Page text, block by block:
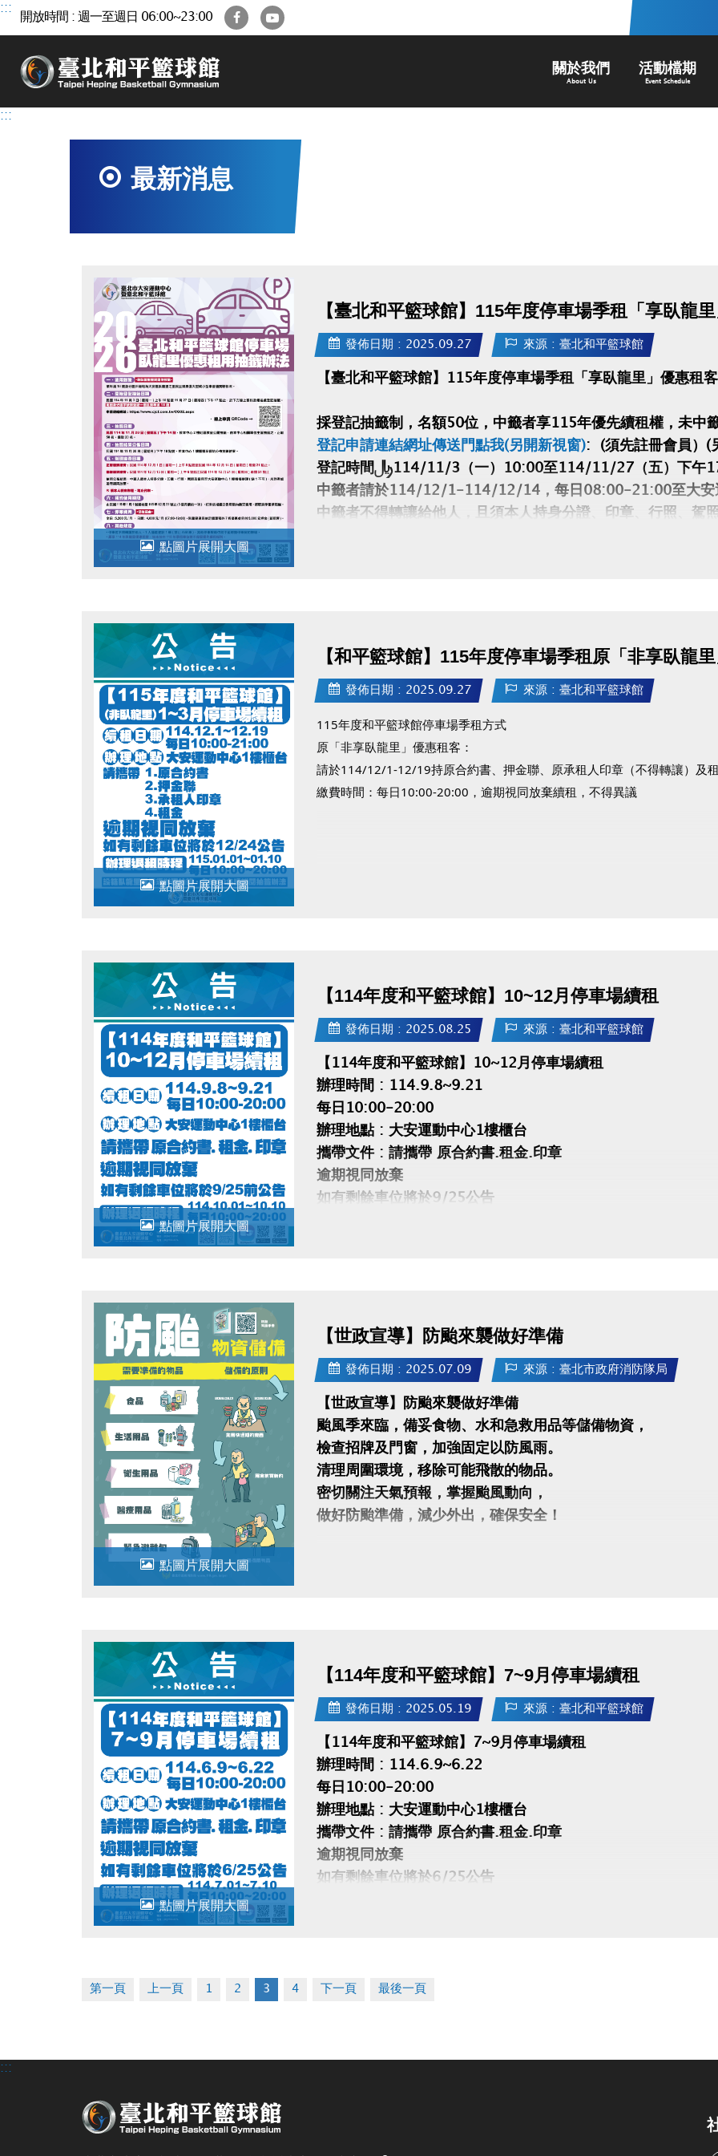
跳
區
:::
開放時間 : 週一至週日 06:00~23:00 FacebookYouTube
關於我們
About Us
活動檔期
Event Schedule
:::
最新消息
點圖片展開大圖
【臺北和平籃球館】115年度停車場季租「享臥龍
發佈日期 : 2025.09.27 來源 : 臺北和平籃球館
【臺北和平籃球館】115年度停車場季租「享臥龍里」優惠租客
採登記抽籤制，名額50位，中籤者享115年優先續租權，未中
登記申請連結網址傳送門點我(另開新視窗): (須先註冊會員）(
登記時間：114/11/3（一）10:00至114/11/27（五）下午
中籤者請於114/12/1-114/12/14，每日08:00-21:00至大安
中籤者不得轉讓給他人，且須本人持身分證、印章、行照、駕
點圖片展開大圖
【和平籃球館】115年度停車場季租原「非享臥龍
發佈日期 : 2025.09.27 來源 : 臺北和平籃球館
115年度和平籃球館停車場季租方式
原「非享臥龍里」優惠租客：
請於114/12/1-12/19持原合約書、押金聯、原承租人印章（不得轉讓）及
繳費時間：每日10:00-20:00，逾期視同放棄續租，不得異議
點圖片展開大圖
【114年度和平籃球館】10~12月停車場續租
發佈日期 : 2025.08.25 來源 : 臺北和平籃球館
【114年度和平籃球館】10~12月停車場續租
辦理時間 : 114.9.8~9.21
每日10:00-20:00
辦理地點 : 大安運動中心1樓櫃台
攜帶文件 : 請攜帶 原合約書.租金.印章
逾期視同放棄
如有剩餘車位將於9/25公告
點圖片展開大圖
【世政宣導】防颱來襲做好準備
發佈日期 : 2025.07.09 來源 : 臺北市政府消防隊局
【世政宣導】防颱來襲做好準備
颱風季來臨，備妥食物、水和急救用品等儲備物資，
檢查招牌及門窗，加強固定以防風雨。
清理周圍環境，移除可能飛散的物品。
密切關注天氣預報，掌握颱風動向，
做好防颱準備，減少外出，確保安全！
點圖片展開大圖
【114年度和平籃球館】7~9月停車場續租
發佈日期 : 2025.05.19 來源 : 臺北和平籃球館
【114年度和平籃球館】7~9月停車場續租
辦理時間 : 114.6.9~6.22
每日10:00-20:00
辦理地點 : 大安運動中心1樓櫃台
攜帶文件 : 請攜帶 原合約書.租金.印章
逾期視同放棄
如有剩餘車位將於6/25公告
第一頁 上一頁 1 2 3 4 下一頁 最後一頁
:::